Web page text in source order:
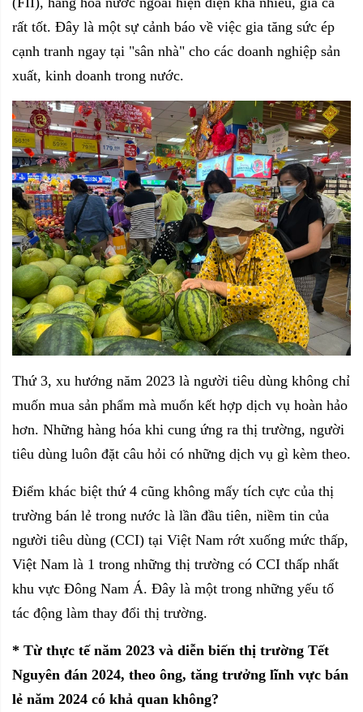
rất tốt. Đây là một sự cảnh báo về việc gia tăng sức ép
cạnh tranh ngay tại "sân nhà" cho các doanh nghiệp sản
xuất, kinh doanh trong nước.
Thứ 3, xu hướng năm 2023 là người tiêu dùng không chỉ
muốn mua sản phẩm mà muốn kết hợp dịch vụ hoàn hảo
hơn. Những hàng hóa khi cung ứng ra thị trường, người
tiêu dùng luôn đặt câu hỏi có những dịch vụ gì kèm theo.
Điểm khác biệt thứ 4 cũng không mấy tích cực của thị
trường bán lẻ trong nước là lần đầu tiên, niềm tin của
người tiêu dùng (CCI) tại Việt Nam rớt xuống mức thấp,
Việt Nam là 1 trong những thị trường có CCI thấp nhất
khu vực Đông Nam Á. Đây là một trong những yếu tố
tác động làm thay đổi thị trường.
* Từ thực tế năm 2023 và diễn biến thị trường Tết
Nguyên đán 2024, theo ông, tăng trưởng lĩnh vực bán
lẻ năm 2024 có khả quan không?